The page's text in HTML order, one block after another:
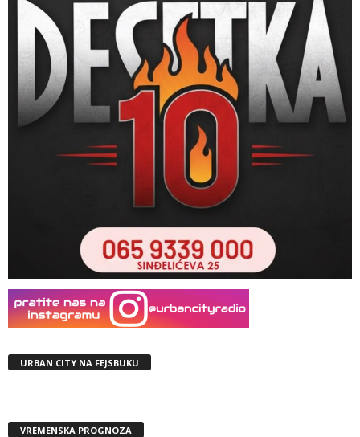
URBAN CITY NA FEJSBUKU
VREMENSKA PROGNOZA